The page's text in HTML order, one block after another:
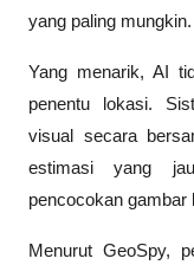
yang paling mungkin.
Yang menarik, AI
penentu lokasi.
visual secara
estimasi yang
pencocokan gambar
Menurut GeoSpy,